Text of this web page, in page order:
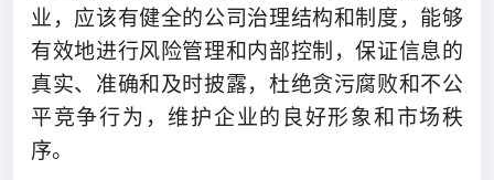
业，应该有健全的公司治理结构和制度，能够
有效地进行风险管理和内部控制，保证信息的
真实、准确和及时披露，杜绝贪污腐败和不公
平竞争行为，维护企业的良好形象和市场秩
序。